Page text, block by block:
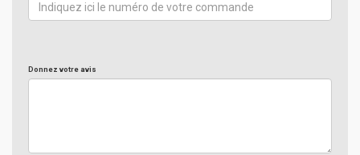
Donnez votre avis